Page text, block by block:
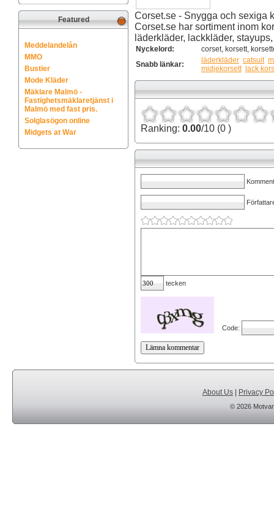
Featured
Meddelandelån
MMO
Bustier
Mode Kläder
Mäklare Malmö -
Fastighetsmäklaretjänst i
Malmö med fast pris.
Solglasögon online
Midgets at War
Corset.se - Snygga och sexiga
Corset.se har sortiment inom
läderkläder, lackkläder,
Nyckelord:
corset, korsett,
Snabb länkar:
läderkläder catsuit
midjekorsett
lack
Ranking: 0.00/10 (0 )
tecken
Code:
About Us Privacy
© 2026